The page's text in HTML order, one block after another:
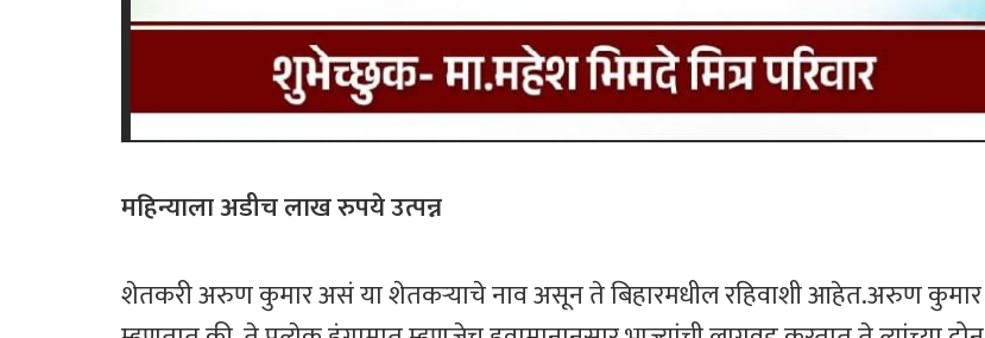
महिन्याला अडीच लाख रुपये उत्पन्न
शेतकरी अरुण कुमार असं या शेतकऱ्याचे नाव असून ते बिहारमधील रहिवाशी आहेत.अरुण कुमार